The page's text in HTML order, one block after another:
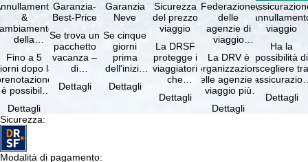
&
della
gratuiti
Fino a 5
dopo la
è possibile
il …
Dettagli
Garanzia-
Best-Price
Se trova un
pacchetto
vacanza –
di
e servizi
Dettagli
Garanzia
Neve
Se cinque
giorni
prima
dell'inizio
soggiorno
Dettagli
Sicurezza
del prezzo
viaggio
La DRSF
protegge i
viaggiatori
che
un
Dettagli
Federazione
delle
agenzie di
viaggio
La DRV è
l'organizzazione
delle agenzie di
viaggio più
Germania.
Dettagli
viaggio
Ha la
possibilità di
scegliere tra
viaggio
Dettagli
Sicurezza:
Modalità di pagamento: